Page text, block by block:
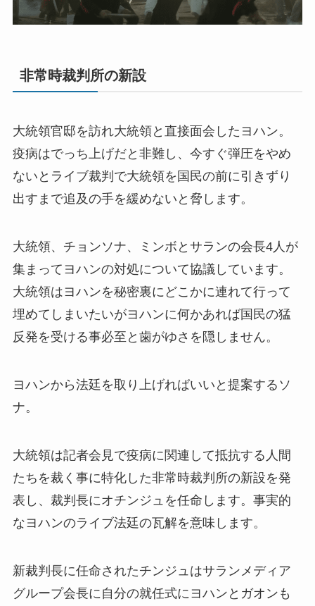
非常時裁判所の新設
大統領官邸を訪れ大統領と直接面会したヨハン。
疫病はでっち上げだと非難し、今すぐ弾圧をやめ
ないとライブ裁判で大統領を国民の前に引きずり
出すまで追及の手を緩めないと脅します。
大統領、チョンソナ、ミンボとサランの会長4人が
集まってヨハンの対処について協議しています。
大統領はヨハンを秘密裏にどこかに連れて行って
埋めてしまいたいがヨハンに何かあれば国民の猛
反発を受ける事必至と歯がゆさを隠しません。
ヨハンから法廷を取り上げればいいと提案するソ
ナ。
大統領は記者会見で疫病に関連して抵抗する人間
たちを裁く事に特化した非常時裁判所の新設を発
表し、裁判長にオチンジュを任命します。事実的
なヨハンのライブ法廷の瓦解を意味します。
新裁判長に任命されたチンジュはサランメディア
グループ会長に自分の就任式にヨハンとガオンも